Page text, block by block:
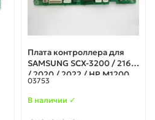
Плата контроллера для
SAMSUNG SCX-3200 / 2160
/ 2020 / 2022 / HP M1200
(JC61-03744A)
03753
В наличии ✓